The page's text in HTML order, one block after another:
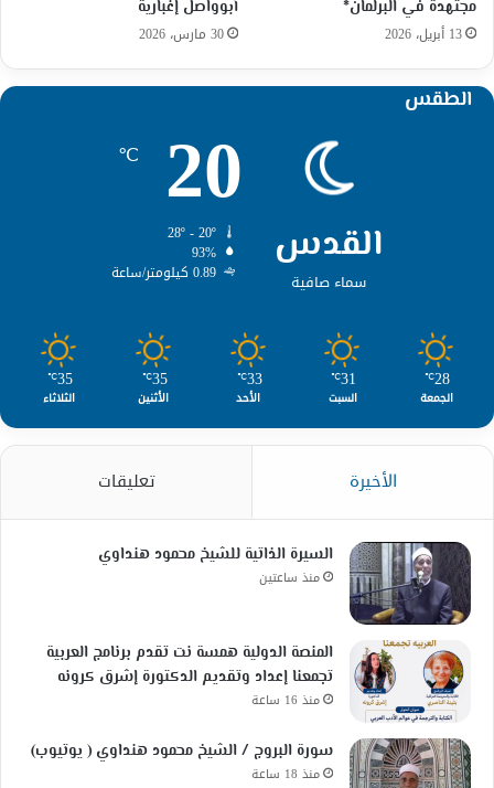
مجتهدة في البرلمان*
13 أبريل، 2026
أبوواصل إغبارية
30 مارس، 2026
الطقس
القدس
سماء صافية
20
℃
93%
0.89 كيلومتر/ساعة
28
℃
الجمعة
31
℃
السبت
33
℃
الأحد
35
℃
الأثنين
35
℃
الثلاثاء
الأخيرة تعليقات
السيرة الذاتية للشيخ محمود هنداوي
منذ ساعتين
المنصة الدولية همسة نت تقدم برنامج العربية
تجمعنا إعداد وتقديم الدكتورة إشرق كرونه
منذ 16 ساعة
سورة البروج / الشيخ محمود هنداوي ( يوتيوب)
منذ 18 ساعة